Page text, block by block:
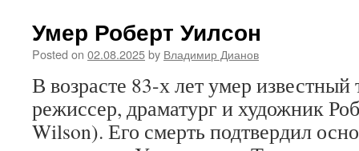
Умер Роберт Уилсон
Posted on 02.08.2025by Владимир Дианов
В возрасте 83-х лет умер известный
режиссер, драматург и художник
Wilson). Его смерть подтвердил